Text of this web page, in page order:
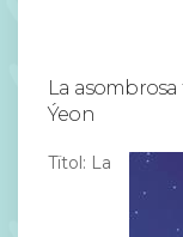
La
Ýeon
Tïtol: La